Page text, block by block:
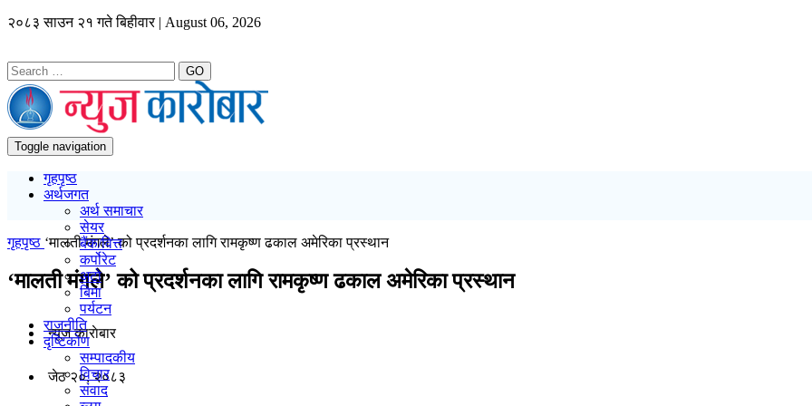
२०८३ साउन २१ गते बिहीवार | August 06, 2026
GO
Toggle navigation
गृहपृष्ठ
अर्थजगत
अर्थ समाचार
सेयर
बैंक/वित्त
कर्पोरेट
अटो
बिमा
पर्यटन
राजनीति
दृष्टिकोण
सम्पादकीय
विचार
संवाद
गृहपृष्ठ ‘मालती मंगले’ को प्रदर्शनका लागि रामकृष्ण ढकाल अमेरिका प्रस्थान
‘मालती मंगले’ को प्रदर्शनका लागि रामकृष्ण ढकाल अमेरिका प्रस्थान
न्यूज काराेबार
जेठ २०, २०८३